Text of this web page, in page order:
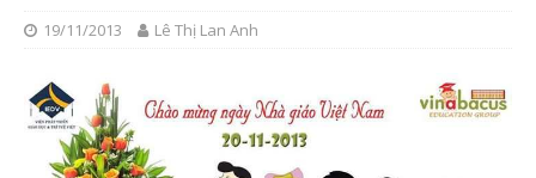
19/11/2013 Lê Thị Lan Anh